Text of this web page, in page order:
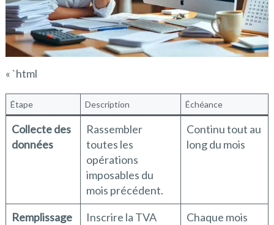
« `html
Étape Description Échéance
Collecte des
données
Rassembler
toutes les
opérations
imposables du
mois précédent.
Continu tout au
long du mois
Remplissage
Inscrire la TVA
Chaque mois